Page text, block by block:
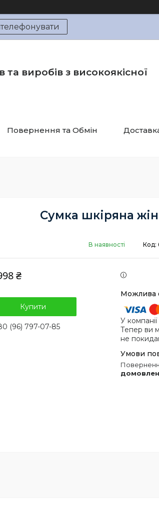
та виробів з високоякісної
Повернення та Обмін
Сумка шкіряна
В наявності Код:
₴
Купити
(96) 797-07-85
У
Тепер ви
не